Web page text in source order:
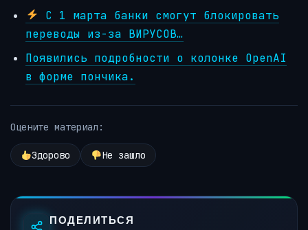
С 1 марта банки смогут блокировать
переводы из-за ВИРУСОВ…
Появились подробности о колонке OpenAI
в форме пончика.
Оцените материал:
Здорово Не зашло
ПОДЕЛИТЬСЯ